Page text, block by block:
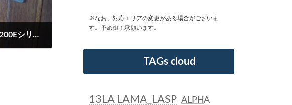
WEST171レバー装飾錠 WEST2200Eシリンダー分解洗浄修理
※なお、対応エリアの変更がある場合がございま
す。予め御了承願います。
TAGs cloud
13LA LAMA_LASP ALPHA